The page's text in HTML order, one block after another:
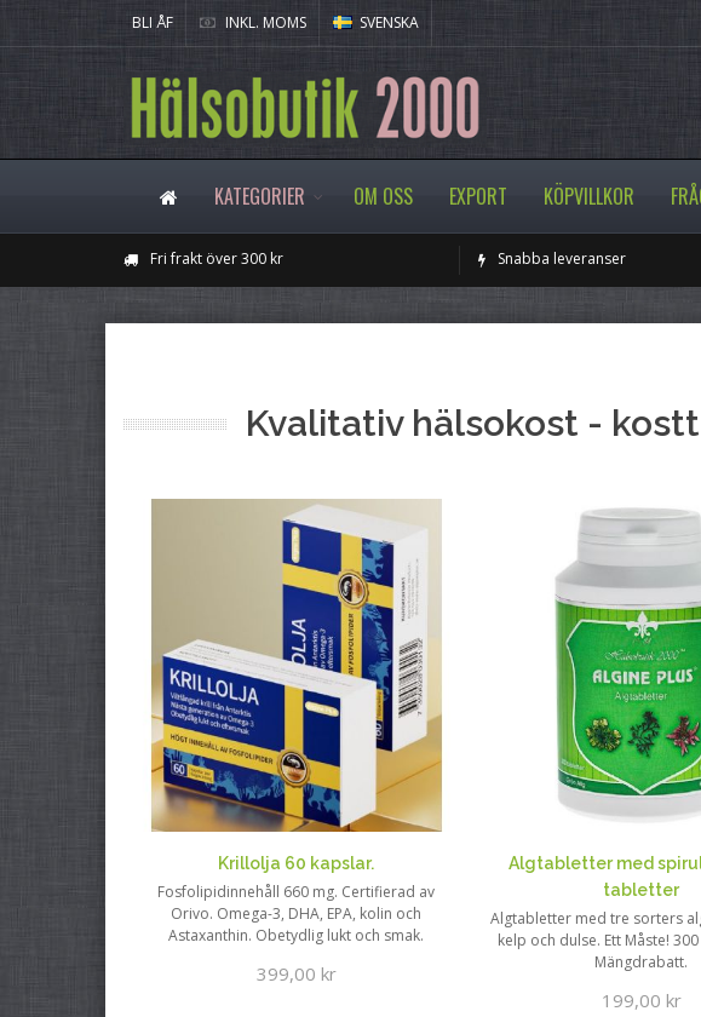
BLI ÅF INKL. MOMS SVENSKA
KATEGORIER OM OSS EXPORT KÖPVILLKOR
Fri frakt över 300 kr Snabba leveranser
Kvalitativ hälsokost -
Krillolja 60 kapslar.
Fosfolipidinnehåll 660 mg. Certifierad av
Orivo. Omega-3, DHA, EPA, kolin och
Astaxanthin. Obetydlig lukt och smak.
399,00 kr
Algtabletter med
tabletter
Algtabletter med tre sorters
kelp och dulse. Ett Måste!
Mängdrabatt.
199,00 kr